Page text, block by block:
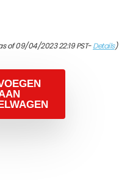
of 09/04/2023 22:19 PST-Details)